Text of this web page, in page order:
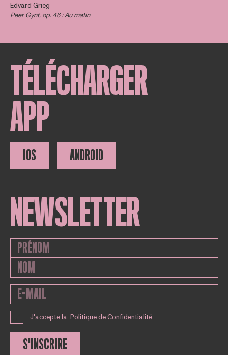
Edvard Grieg
Peer Gynt, op. 46 : Au matin
TÉLÉCHARGER
APP
IOS ANDROID
NEWSLETTER
J'accepte la Politique de Confidentialité
S'INSCRIRE